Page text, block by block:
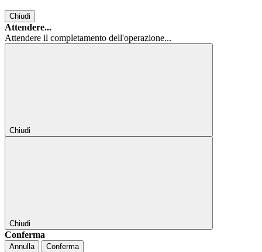
Chiudi
Attendere...
Attendere il completamento dell'operazione...
Chiudi
Chiudi
Conferma
Annulla Conferma